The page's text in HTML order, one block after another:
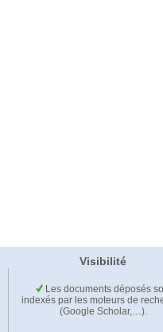
Visibilité
Les documents déposés
indexés par les moteurs de
(Google Scholar,…).